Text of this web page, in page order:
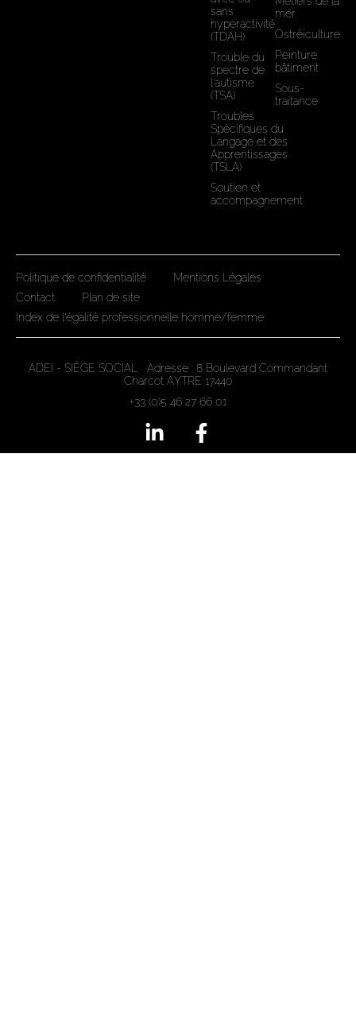
sans
hyperactivité
(TDAH)
Trouble du
spectre de
l'autisme
(TSA)
Troubles
Spécifiques du
Langage et des
Apprentissages
(TSLA)
Soutien et
accompagnement
mer
Ostréiculture
Peinture
bâtiment
Sous-
traitance
Politique de confidentialité
Mentions Légales
Contact
Plan de site
Index de l'égalité professionnelle homme/femme
ADEI - SIÈGE SOCIAL Adresse : 8 Boulevard Commandant
Charcot AYTRE 17440
+33 (0)5 46 27 66 01